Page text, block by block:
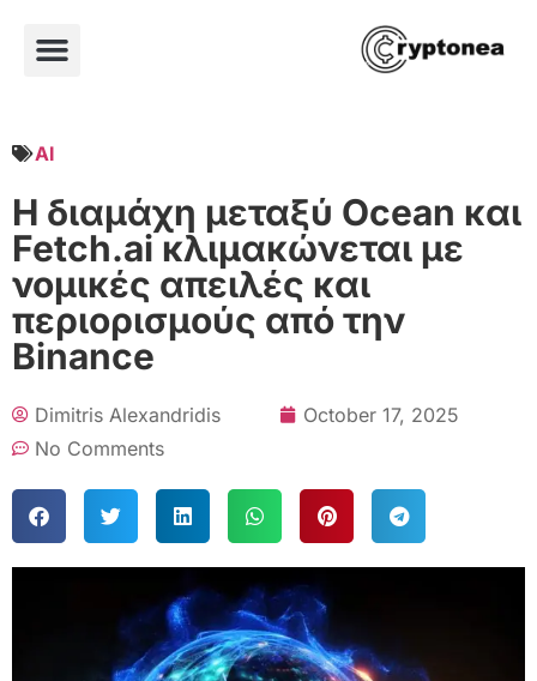
AI
Η διαμάχη μεταξύ Ocean και
Fetch.ai κλιμακώνεται με
νομικές απειλές και
περιορισμούς από την
Binance
Dimitris Alexandridis
October 17, 2025
No Comments